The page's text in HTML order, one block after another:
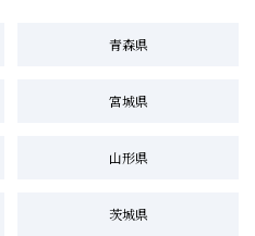
青森県
宮城県
山形県
茨城県